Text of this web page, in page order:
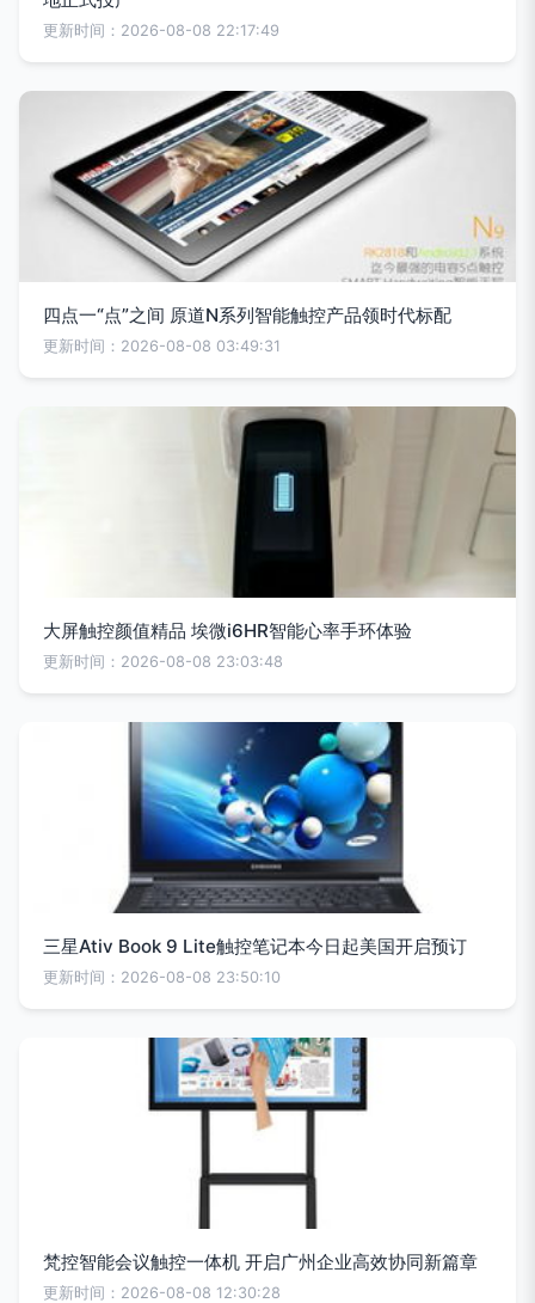
更新时间：2026-08-08 22:17:49
四点一“点”之间 原道N系列智能触控产品领时代标配
更新时间：2026-08-08 03:49:31
大屏触控颜值精品 埃微i6HR智能心率手环体验
更新时间：2026-08-08 23:03:48
三星Ativ Book 9 Lite触控笔记本今日起美国开启预订
更新时间：2026-08-08 23:50:10
梵控智能会议触控一体机 开启广州企业高效协同新篇章
更新时间：2026-08-08 12:30:28